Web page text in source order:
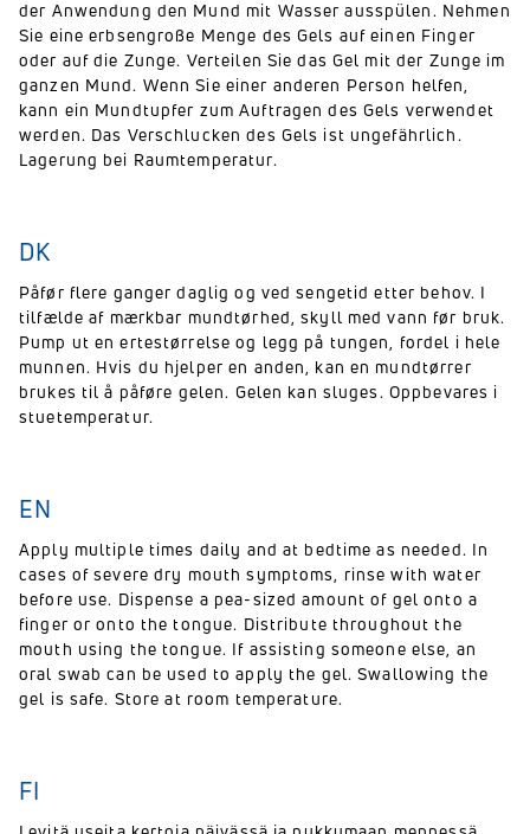
der Anwendung den Mund mit Wasser ausspülen. Nehmen
Sie eine erbsengroße Menge des Gels auf einen Finger
oder auf die Zunge. Verteilen Sie das Gel mit der Zunge im
ganzen Mund. Wenn Sie einer anderen Person helfen,
kann ein Mundtupfer zum Auftragen des Gels verwendet
werden. Das Verschlucken des Gels ist ungefährlich.
Lagerung bei Raumtemperatur.
DK
Påfør flere ganger daglig og ved sengetid etter behov. I
tilfælde af mærkbar mundtørhed, skyll med vann før bruk.
Pump ut en ertestørrelse og legg på tungen, fordel i hele
munnen. Hvis du hjelper en anden, kan en mundtørrer
brukes til å påføre gelen. Gelen kan sluges. Oppbevares i
stuetemperatur.
EN
Apply multiple times daily and at bedtime as needed. In
cases of severe dry mouth symptoms, rinse with water
before use. Dispense a pea-sized amount of gel onto a
finger or onto the tongue. Distribute throughout the
mouth using the tongue. If assisting someone else, an
oral swab can be used to apply the gel. Swallowing the
gel is safe. Store at room temperature.
FI